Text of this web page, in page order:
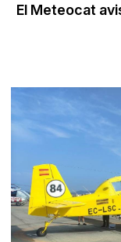
El Meteocat